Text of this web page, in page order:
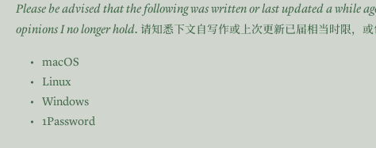
Please be advised that the following was written or last updated a while
opinions I no longer hold. 请知悉下文自写作或上次更新已届相当时限，或
macOS
Linux
Windows
1Password